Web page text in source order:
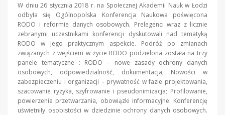
W dniu 26 stycznia 2018 r. na Społecznej Akademii Nauk w Łodzi
odbyła się Ogólnopolska Konferencja Naukowa poświęcona
RODO i reformie danych osobowych. Prelegenci wraz z licznie
zebranymi uczestnikami konferencji dyskutowali nad tematyką
RODO w jego praktycznym aspekcie. Podróż po zmianach
związanych z wejściem w życie RODO podzielona została na trzy
panele tematyczne : RODO – nowe zasady ochrony danych
osobowych, odpowiedzialność, dokumentacja; Nowości w
zabezpieczeniu i organizacji – prywatność w fazie projektowania,
szacowanie ryzyka, szyfrowanie i pseudonimizacja; Profilowanie,
powierzenie przetwarzania, obowiązki informacyjne. Konferencję
uświetniły osobistości w dziedzinie ochrony danych osobowych.